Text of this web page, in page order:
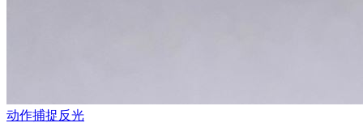
动作捕捉反光